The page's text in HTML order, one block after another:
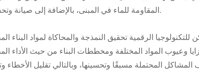
المقاومة للماء في المبنى، بالإضافة إلى صيانة وتحسين نظام مقاومة الماء.
وعيوب المواد المختلفة ومخططات البناء من حيث الأداء